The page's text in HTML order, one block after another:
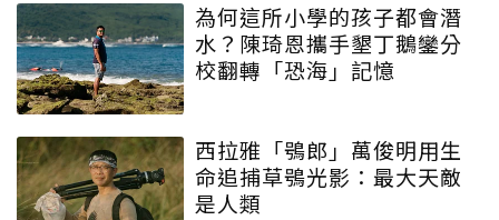
為何這所小學的孩子都會潛
水？陳琦恩攜手墾丁鵝鑾分
校翻轉「恐海」記憶
西拉雅「鴞郎」萬俊明用生
命追捕草鴞光影：最大天敵
是人類